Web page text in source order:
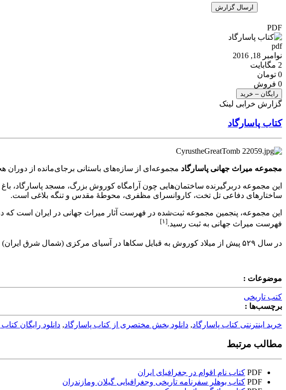
PDF
pdf
نوامبر 18, 2016
2 مگابایت
0 تومان
0 فروش
رایگان – خرید
گزارش خرابی لینک
کتاب پاسارگاد
مجموعه میراث جهانی پاسارگاد مجموعه‌ای از سازه‌های باستانی برجای‌مانده از
این مجموعه دربرگیرنده ساختمان‌هایی چون آرامگاه کوروش بزرگ، مسجد پاسارگاد،
ساختارهای دفاعی تل تخت، کاروانسرای مظفری، محوطهٔ مقدس و تنگه بلاغی است.
فهرست میراث جهانی به ثبت رسید.[۱]
در سال ۵۲۹ پیش از میلاد کوروش به قبایل سکاها در آسیای مرکزی (شمال شرق ایران) حمله کرد و در جنگ با ماساگت‌ها کشته شد. وی را در پاسارگاد دفن کردند.
موضوعات :
کتب تاریخی
برچسب‌ها :
خرید اینترنتی کتاب پاسارگاد, دانلود بخش مختصری از کتاب پاسارگاد, دانلود رایگان
مطالب مرتبط
PDF کتاب نام اقوام در جغرافیای ایران
PDF کتاب بوهلر سفرنامه تاریخی وجغرافیایی گیلان ومازندران